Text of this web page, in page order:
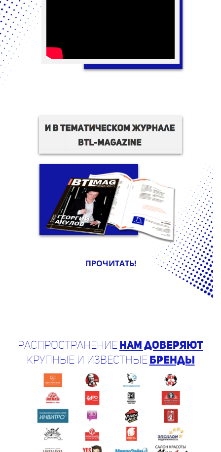
ПРОЧИТАТЬ!
Распространениенам доверяют
крупные и известные бренды